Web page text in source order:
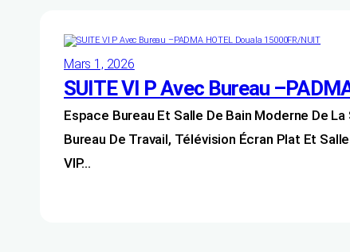
Mars 1, 2026
SUITE VI P Avec Bureau
Espace Bureau Et Salle De Bain Moderne De La
Bureau De Travail, Télévision Écran Plat Et
VIP…